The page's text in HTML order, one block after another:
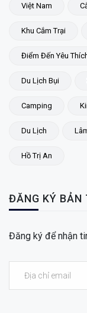
Việt Nam
Khu Cắm Trại
Điểm Đến Yêu
Du Lịch Bụi
Camping
Du Lịch
Hồ Trị An
ĐĂNG KÝ BẢN
Đăng ký để nhận